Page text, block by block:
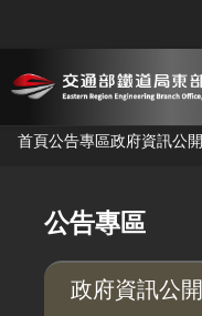
跳到主要內容
首頁公告專區政府資訊公開
公告專區
政府資訊公開